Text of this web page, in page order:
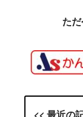
た